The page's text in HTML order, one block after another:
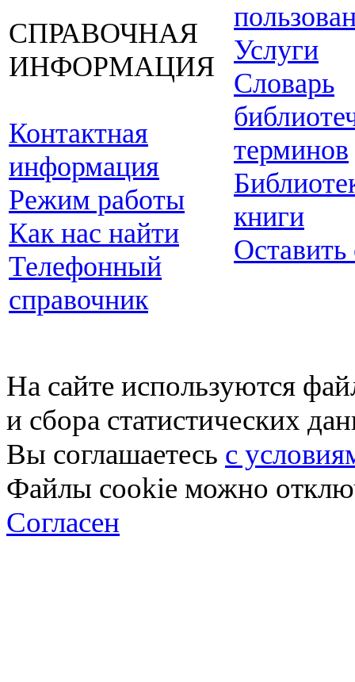
СПРАВОЧНАЯ
ИНФОРМАЦИЯ
Контактная
информация
Режим работы
Как нас найти
Телефонный
справочник
Услуги
Словарь
терминов
книги
Оставить
На сайте используются
и сбора статистических
Вы соглашаетесь с
Файлы cookie можно
Согласен